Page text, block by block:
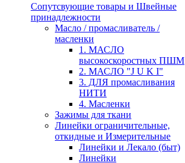
Сопутсвующие товары и Швейные
принадлежности
Масло / промасливатель /
масленки
1. МАСЛО
высокоскоростных ПШМ
2. МАСЛО "J U K I"
3. ДЛЯ промасливания
НИТИ
4. Масленки
Зажимы для ткани
Линейки ограничительные,
откидные и Измерительные
Линейки и Лекало (быт)
Линейки